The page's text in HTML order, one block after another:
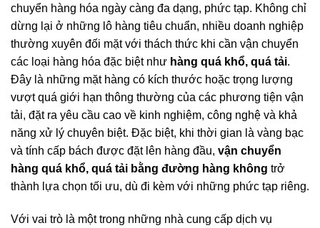
chuyển hàng hóa ngày càng đa dạng, phức tạp. Không chỉ
dừng lại ở những lô hàng tiêu chuẩn, nhiều doanh nghiệp
thường xuyên đối mặt với thách thức khi cần vận chuyển
các loại hàng hóa đặc biệt như hàng quá khổ, quá tải.
Đây là những mặt hàng có kích thước hoặc trọng lượng
vượt quá giới hạn thông thường của các phương tiện vận
tải, đặt ra yêu cầu cao về kinh nghiệm, công nghệ và khả
năng xử lý chuyên biệt. Đặc biệt, khi thời gian là vàng bạc
và tính cấp bách được đặt lên hàng đầu, vận chuyển
hàng quá khổ, quá tải bằng đường hàng không trở
thành lựa chọn tối ưu, dù đi kèm với những phức tạp riêng.
Với vai trò là một trong những nhà cung cấp dịch vụ